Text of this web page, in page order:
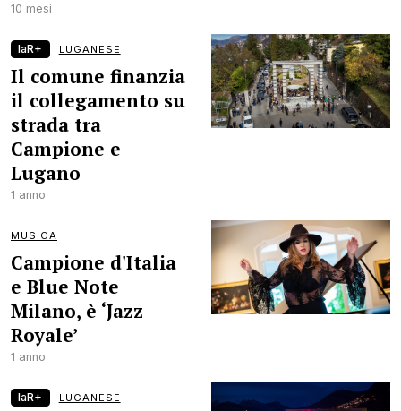
10 mesi
laR+ LUGANESE
Il comune finanzia
il collegamento su
strada tra
Campione e
Lugano
1 anno
MUSICA
Campione d'Italia
e Blue Note
Milano, è ‘Jazz
Royale’
1 anno
laR+ LUGANESE